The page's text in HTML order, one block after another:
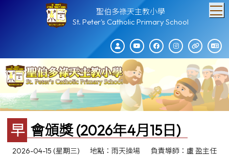
聖伯多祿天主教小學
St. Peter's Catholic Primary School
早會頒獎 (2026年4月15日)
2026-04-15 (星期三) 地點：雨天操場
負責導師：盧 盈主任